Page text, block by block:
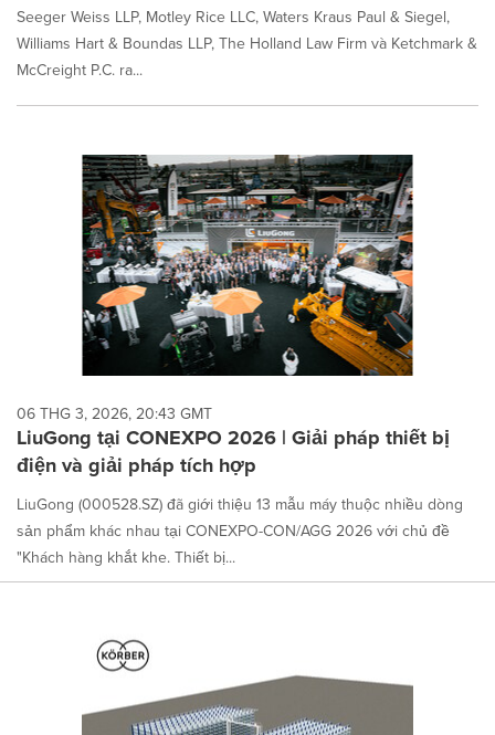
Seeger Weiss LLP, Motley Rice LLC, Waters Kraus Paul & Siegel,
Williams Hart & Boundas LLP, The Holland Law Firm và Ketchmark &
McCreight P.C. ra...
06 THG 3, 2026, 20:43 GMT
LiuGong tại CONEXPO 2026 | Giải pháp thiết bị
điện và giải pháp tích hợp
LiuGong (000528.SZ) đã giới thiệu 13 mẫu máy thuộc nhiều dòng
sản phẩm khác nhau tại CONEXPO-CON/AGG 2026 với chủ đề
"Khách hàng khắt khe. Thiết bị...